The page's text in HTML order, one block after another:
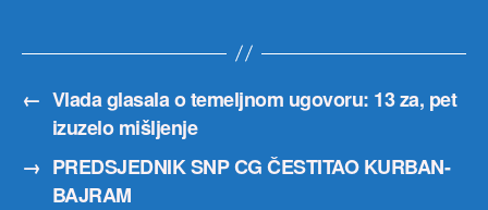
← Vlada glasala o temeljnom ugovoru: 13 za, pet
izuzelo mišljenje
→ PREDSJEDNIK SNP CG ČESTITAO KURBAN-
BAJRAM